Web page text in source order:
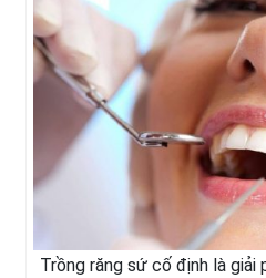
Trồng răng sứ cố định là giải